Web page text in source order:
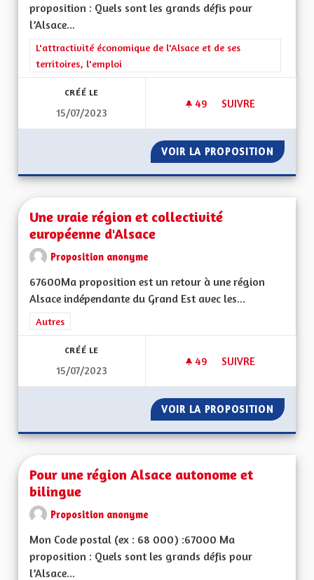
proposition : Quels sont les grands défis pour
l’Alsace...
Filtrer les résultats de la catégorie : L'attractivité
L'attractivité économique de l'Alsace et de ses
territoires, l'emploi
CRÉÉ LE
15/07/2023
49 49 ABONNÉS
SUIVRE
VOIR LA PROPOSITION
Une vraie région et collectivité
européenne d'Alsace
Proposition anonyme
67600Ma proposition est un retour à une région
Alsace indépendante du Grand Est avec les...
Filtrer les résultats de la catégorie : Autres
Autres
CRÉÉ LE
15/07/2023
49 49 ABONNÉS
SUIVRE
VOIR LA PROPOSITION UNE
Pour une région Alsace autonome et
bilingue
Proposition anonyme
Mon Code postal (ex : 68 000) :67000 Ma
proposition : Quels sont les grands défis pour
l’Alsace...